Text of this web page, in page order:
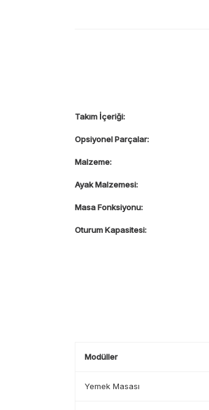
Takım İçeriği:
Opsiyonel Parçalar:
Malzeme:
Ayak Malzemesi:
Masa Fonksiyonu:
Oturum Kapasitesi:
Modüller
Yemek Masası